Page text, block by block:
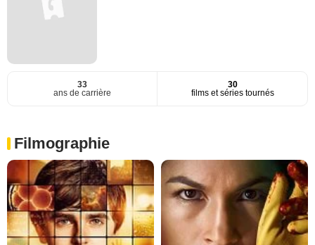
33
ans de carrière
30
films et séries tournés
Filmographie